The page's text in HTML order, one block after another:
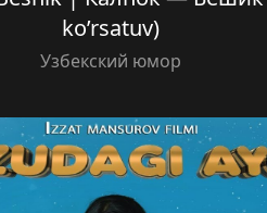
ko’rsatuv)
Узбекский юмор